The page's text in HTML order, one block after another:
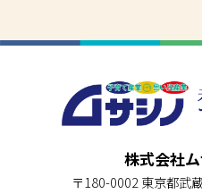
株式会社
〒180-0002 東京都武